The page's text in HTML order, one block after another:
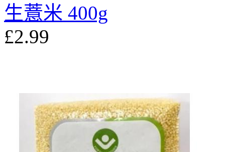
生薏米 400g
£2.99